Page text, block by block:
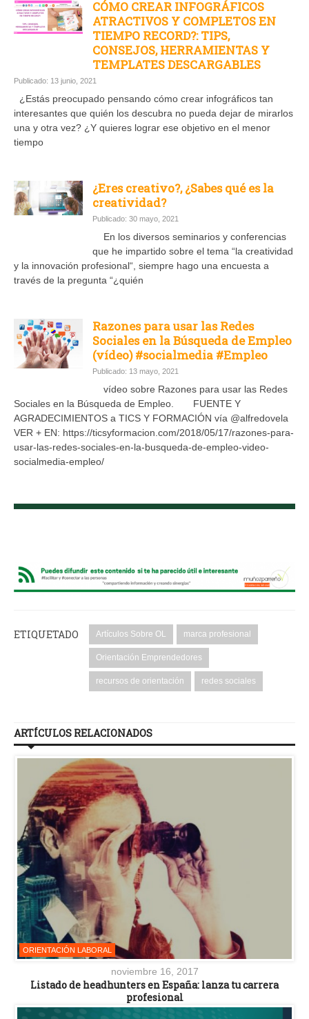
CÓMO CREAR INFOGRÁFICOS
ATRACTIVOS Y COMPLETOS EN
TIEMPO RECORD?: TIPS,
CONSEJOS, HERRAMIENTAS Y
TEMPLATES DESCARGABLES
Publicado: 13 junio, 2021
¿Estás preocupado pensando cómo crear infográficos tan
interesantes que quién los descubra no pueda dejar de mirarlos
una y otra vez? ¿Y quieres lograr ese objetivo en el menor
tiempo
¿Eres creativo?, ¿Sabes qué es la
creatividad?
Publicado: 30 mayo, 2021
En los diversos seminarios y conferencias
que he impartido sobre el tema “la creatividad
y la innovación profesional“, siempre hago una encuesta a
través de la pregunta “¿quién
Razones para usar las Redes
Sociales en la Búsqueda de Empleo
(vídeo) #socialmedia #Empleo
Publicado: 13 mayo, 2021
vídeo sobre Razones para usar las Redes
Sociales en la Búsqueda de Empleo. FUENTE Y
AGRADECIMIENTOS a TICS Y FORMACIÓN vía @alfredovela
VER + EN: https://ticsyformacion.com/2018/05/17/razones-para-
usar-las-redes-sociales-en-la-busqueda-de-empleo-video-
socialmedia-empleo/
ETIQUETADO Artículos Sobre OL marca profesional
Orientación Emprendedores
recursos de orientación redes sociales
ARTÍCULOS RELACIONADOS
ORIENTACIÓN LABORAL
noviembre 16, 2017
Listado de headhunters en España: lanza tu carrera
profesional